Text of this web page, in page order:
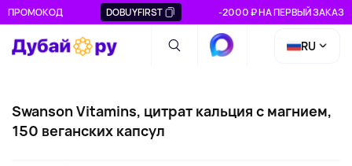
ПРОМОКОД DOBUYFIRST -2000 ₽ НА ПЕРВЫЙ ЗАКАЗ
RU
Swanson Vitamins, цитрат кальция с магнием,
150 веганских капсул